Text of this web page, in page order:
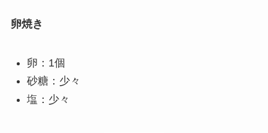
卵焼き
卵：1個
砂糖：少々
塩：少々